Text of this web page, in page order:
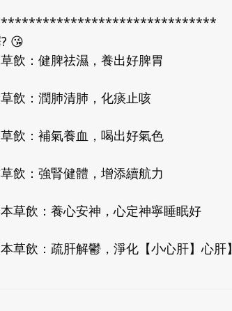
😘
飲：健脾祛濕，養出好脾胃
飲：潤肺清肺，化痰止咳
飲：補氣養血，喝出好氣色
飲：強腎健體，增添續航力
草飲：養心安神，心定神寧睡眠好
草飲：疏肝解鬱，淨化【小心肝】心肝】